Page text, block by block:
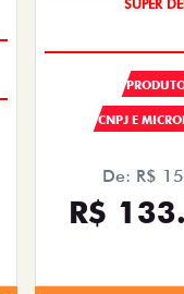
CNPJ E
De: R$
R$